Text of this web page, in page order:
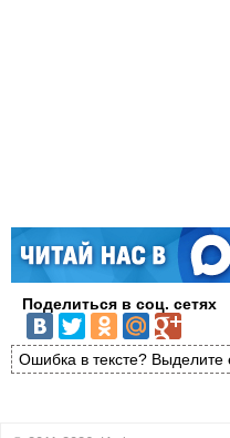
Поделиться в соц. сетях
Ошибка в тексте?